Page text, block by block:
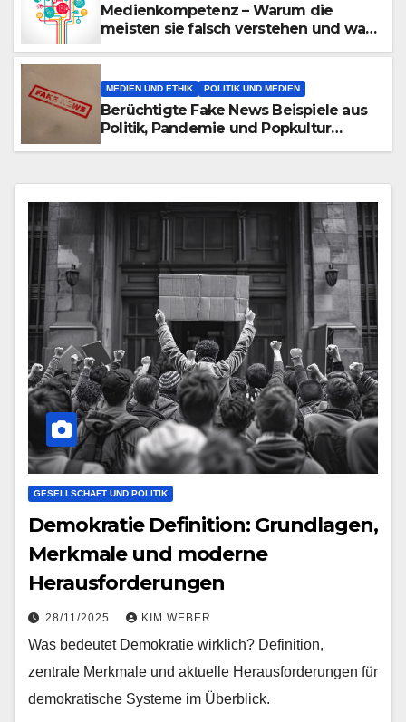
Medienkompetenz – Warum die
meisten sie falsch verstehen und was
MEDIEN UND ETHIK POLITIK UND MEDIEN
Berüchtigte Fake News Beispiele aus
Politik, Pandemie und Popkultur
GESELLSCHAFT UND POLITIK
Demokratie Definition: Grundlagen,
Merkmale und moderne
Herausforderungen
28/11/2025 KIM WEBER
Was bedeutet Demokratie wirklich? Definition,
zentrale Merkmale und aktuelle Herausforderungen für
demokratische Systeme im Überblick.